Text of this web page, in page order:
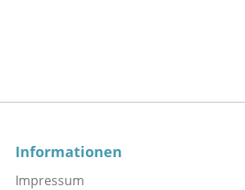
Informationen
Impressum